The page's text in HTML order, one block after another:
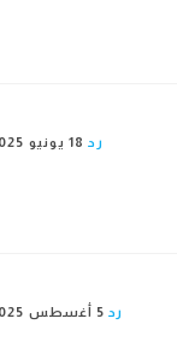
رد 18 يونيو 2025
رد 5 أغسطس 2025